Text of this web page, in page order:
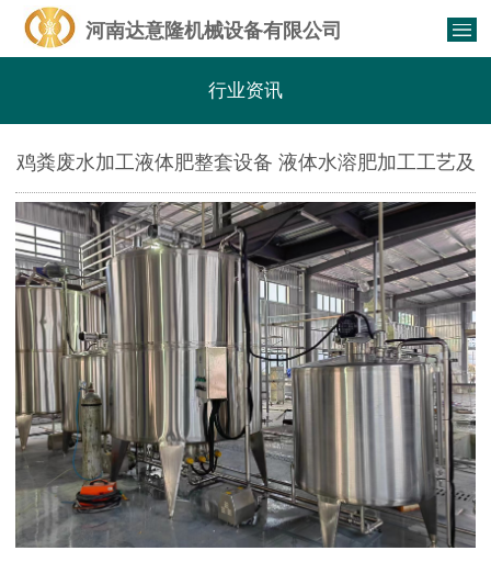
河南达意隆机械设备有限公司
行业资讯
鸡粪废水加工液体肥整套设备 液体水溶肥加工工艺及
设备